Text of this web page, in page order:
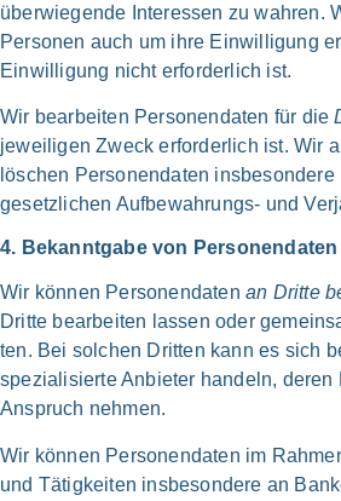
über­wiegende Inter­es­sen zu wah­ren.
Per­so­nen auch um ihre Ein­willigung
Ein­willigung nicht erforder­lich ist.
Wir bear­bei­ten Personen­daten für die
jewei­li­gen Zweck erfor­der­lich ist. Wir
löschen Personen­daten
gesetz­li­chen Aufbewahrungs- und
4. Bekannt­ga­be von Personen­daten
Wir kön­nen Personen­daten an Drit­te
Drit­te bear­bei­ten las­sen oder
ten. Bei sol­chen Drit­ten kann es sich
speziali­sierte Anbie­ter han­deln, deren
Anspruch neh­men.
Wir kön­nen Personen­daten im
und Tätig­keiten ins­be­son­de­re an